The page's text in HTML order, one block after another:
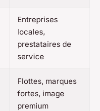
Entreprises
locales,
prestataires de
service
Flottes, marques
fortes, image
premium